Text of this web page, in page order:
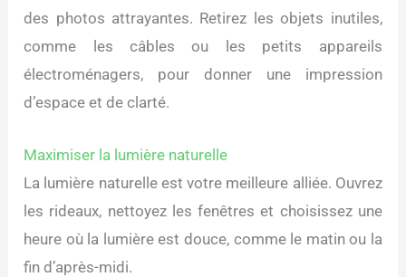
des photos attrayantes. Retirez les objets inutiles,
comme les câbles ou les petits appareils
électroménagers, pour donner une impression
d’espace et de clarté.
Maximiser la lumière naturelle
La lumière naturelle est votre meilleure alliée. Ouvrez
les rideaux, nettoyez les fenêtres et choisissez une
heure où la lumière est douce, comme le matin ou la
fin d’après-midi.